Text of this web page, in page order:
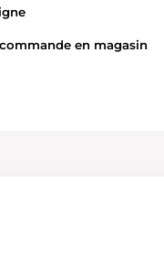
en magasin